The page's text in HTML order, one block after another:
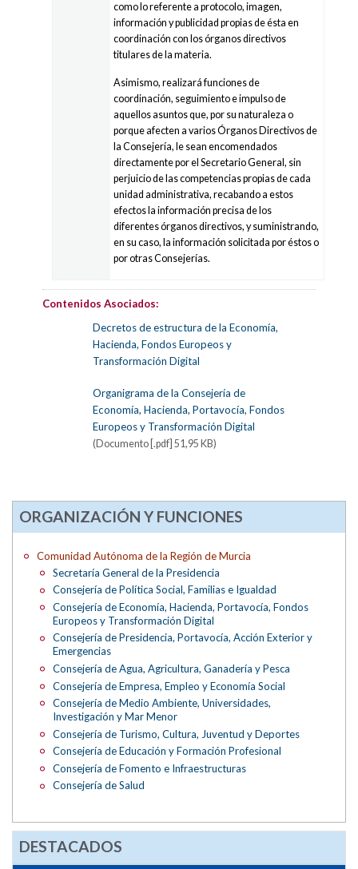
como lo referente a protocolo, imagen,
información y publicidad propias de ésta en
coordinación con los órganos directivos
titulares de la materia.
Asimismo, realizará funciones de
coordinación, seguimiento e impulso de
aquellos asuntos que, por su naturaleza o
porque afecten a varios Órganos Directivos de
la Consejería, le sean encomendados
directamente por el Secretario General, sin
perjuicio de las competencias propias de cada
unidad administrativa, recabando a estos
efectos la información precisa de los
diferentes órganos directivos, y suministrando,
en su caso, la información solicitada por éstos o
por otras Consejerías.
Contenidos Asociados:
Decretos de estructura de la Economía,
Hacienda, Fondos Europeos y
Transformación Digital
Organigrama de la Consejería de
Economía, Hacienda, Portavocía, Fondos
Europeos y Transformación Digital
(Documento [.pdf] 51,95 KB)
ORGANIZACIÓN Y FUNCIONES
Comunidad Autónoma de la Región de Murcia
Secretaría General de la Presidencia
Consejería de Política Social, Familias e Igualdad
Consejería de Economía, Hacienda, Portavocía, Fondos
Europeos y Transformación Digital
Consejería de Presidencia, Portavocía, Acción Exterior y
Emergencias
Consejería de Agua, Agricultura, Ganadería y Pesca
Consejería de Empresa, Empleo y Economía Social
Consejería de Medio Ambiente, Universidades,
Investigación y Mar Menor
Consejería de Turismo, Cultura, Juventud y Deportes
Consejería de Educación y Formación Profesional
Consejería de Fomento e Infraestructuras
Consejería de Salud
DESTACADOS